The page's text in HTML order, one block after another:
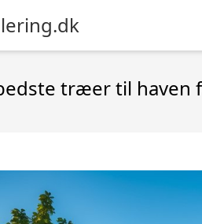
træer til